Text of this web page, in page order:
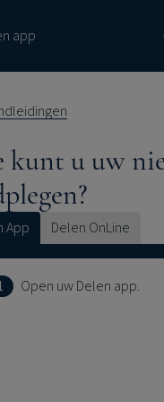
app
kunt u uw
App Delen OnLine
Open uw Delen app.